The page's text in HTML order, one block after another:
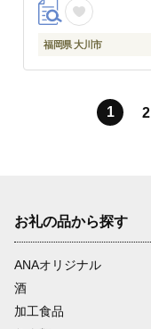
福岡県 大川市
1 2
お礼の品から探す
ANAオリジナル
酒
加工食品